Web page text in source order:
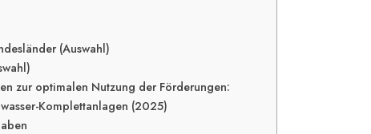
(Auswahl)
zur optimalen Nutzung der Förderungen:
Komplettanlagen (2025)